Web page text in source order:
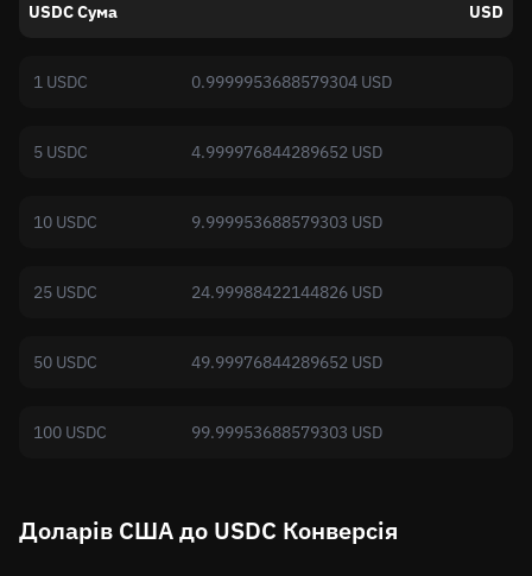
USDC Сума USD
1 USDC 0.9999953688579304 USD
5 USDC 4.999976844289652 USD
10 USDC 9.999953688579303 USD
25 USDC 24.99988422144826 USD
50 USDC 49.99976844289652 USD
100 USDC 99.99953688579303 USD
Доларів США до USDC Конверсія